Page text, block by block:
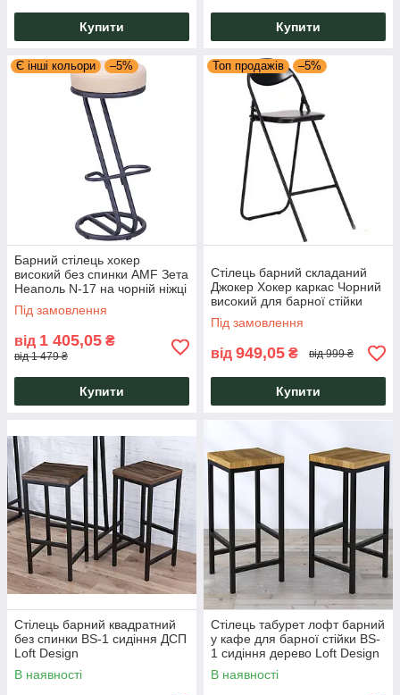
Купити Купити
Є інші кольори –5%
Барний стілець хокер
високий без спинки AMF Зета
Неаполь N-17 на чорній ніжці
для барної стійки, кафе,
клубу та балкона
Під замовлення
від 1 405,05 ₴
від 1 479 ₴
Купити
Топ продажів –5%
Стілець барний складаний
Джокер Хокер каркас Чорний
високий для барної стійки
кафе, бару, майстра
візажиста AMF
Під замовлення
від 949,05 ₴ від 999 ₴
Купити
Стілець барний квадратний
без спинки BS-1 сидіння ДСП
Loft Design
В наявності
Стілець табурет лофт барний
у кафе для барної стійки BS-
1 сидіння дерево Loft Design
В наявності